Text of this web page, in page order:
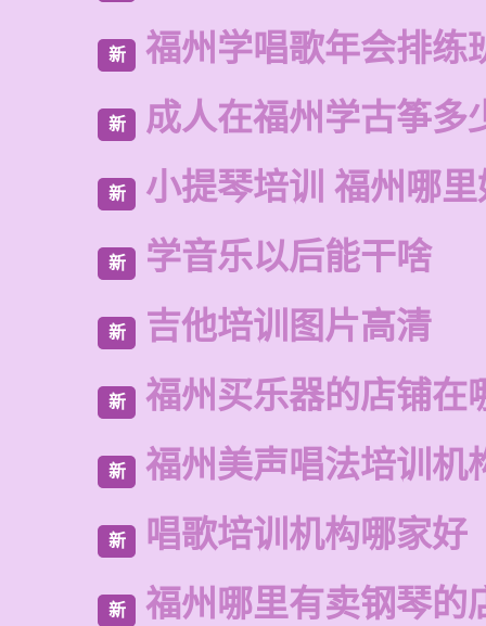
新 福州学唱歌年会排练
新 成人在福州学古筝多
新 小提琴培训 福州哪
新 学音乐以后能干啥
新 吉他培训图片高清
新 福州买乐器的店铺在
新 福州美声唱法培训机
新 唱歌培训机构哪家好
新 福州哪里有卖钢琴的